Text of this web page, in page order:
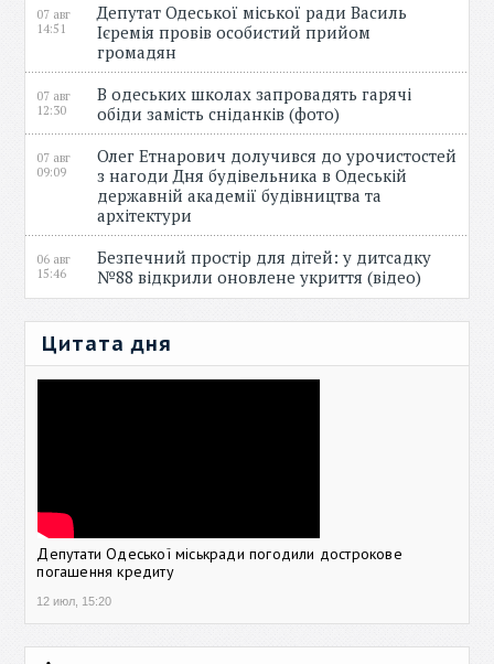
07 авг
14:51
Депутат Одеської міської ради Василь
Ієремія провів особистий прийом
громадян
07 авг
12:30
В одеських школах запровадять гарячі
обіди замість сніданків (фото)
07 авг
09:09
Олег Етнарович долучився до урочистостей
з нагоди Дня будівельника в Одеській
державній академії будівництва та
архітектури
06 авг
15:46
Безпечний простір для дітей: у дитсадку
№88 відкрили оновлене укриття (відео)
Цитата дня
Депутати Одеської міськради погодили дострокове
погашення кредиту
12 июл, 15:20